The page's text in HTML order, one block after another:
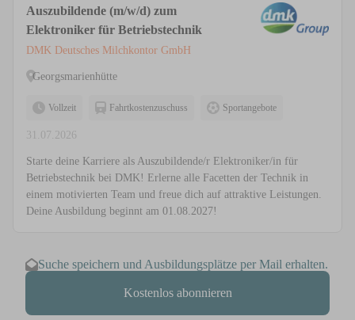
Auszubildende (m/w/d) zum
Elektroniker für Betriebstechnik
DMK Deutsches Milchkontor GmbH
Georgsmarienhütte
Vollzeit Fahrtkostenzuschuss Sportangebote
31.07.2026
Starte deine Karriere als Auszubildende/r Elektroniker/in für
Betriebstechnik bei DMK! Erlerne alle Facetten der Technik in
einem motivierten Team und freue dich auf attraktive Leistungen.
Deine Ausbildung beginnt am 01.08.2027!
Suche speichern und Ausbildungsplätze per Mail erhalten.
Kostenlos abonnieren